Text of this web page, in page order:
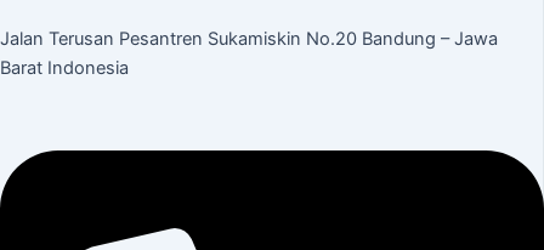
Jalan Terusan Pesantren Sukamiskin No.20 Bandung – Jawa
Barat Indonesia